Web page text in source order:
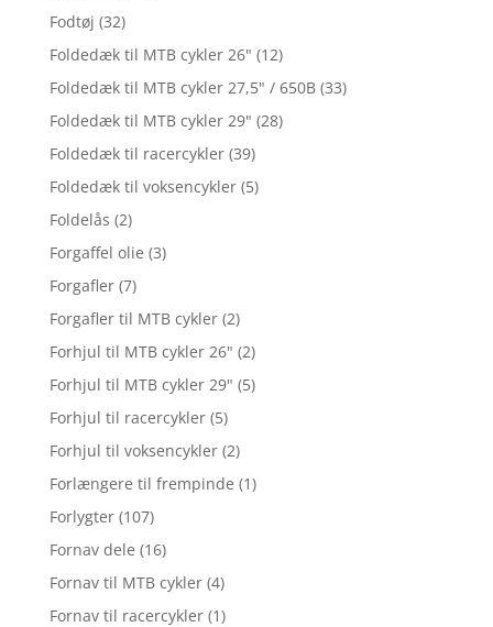
Fodtøj (32)
Foldedæk til MTB cykler 26" (12)
Foldedæk til MTB cykler 27,5" / 650B (33)
Foldedæk til MTB cykler 29" (28)
Foldedæk til racercykler (39)
Foldedæk til voksencykler (5)
Foldelås (2)
Forgaffel olie (3)
Forgafler (7)
Forgafler til MTB cykler (2)
Forhjul til MTB cykler 26" (2)
Forhjul til MTB cykler 29" (5)
Forhjul til racercykler (5)
Forhjul til voksencykler (2)
Forlængere til frempinde (1)
Forlygter (107)
Fornav dele (16)
Fornav til MTB cykler (4)
Fornav til racercykler (1)